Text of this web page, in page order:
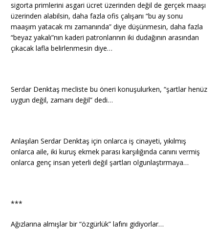
sigorta primlerini asgari ücret üzerinden değil de gerçek maaşı
üzerinden alabilsin, daha fazla ofis çalışanı “bu ay sonu
maaşım yatacak mı zamanında” diye düşünmesin, daha fazla
“beyaz yakalı”nın kaderi patronlarının iki dudağının arasından
çıkacak lafla belirlenmesin diye…
Serdar Denktaş mecliste bu öneri konuşulurken, “şartlar henüz
uygun değil, zamanı değil” dedi…
Anlaşılan Serdar Denktaş için onlarca iş cinayeti, yıkılmış
onlarca aile, iki kuruş ekmek parası karşılığında canını vermiş
onlarca genç insan yeterli değil şartları olgunlaştırmaya…
***
Ağızlarına almışlar bir “özgürlük” lafını gidiyorlar…